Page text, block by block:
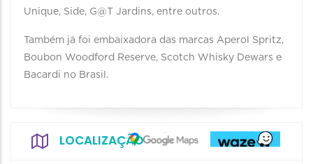
Unique, Side, G@T Jardins, entre outros.
Também já foi embaixadora das marcas Aperol Spritz,
Boubon Woodford Reserve, Scotch Whisky Dewars e
Bacardi no Brasil.
LOCALIZAÇÃO